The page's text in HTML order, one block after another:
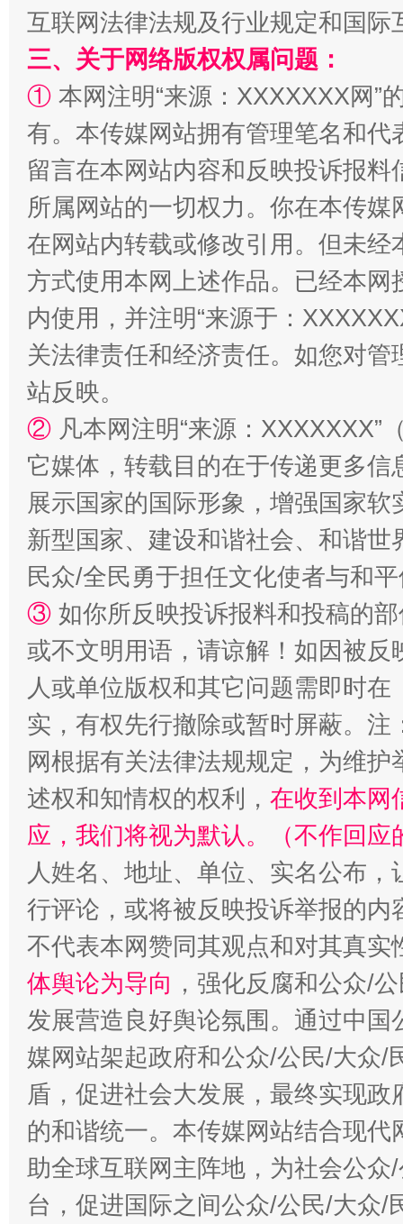
全民健身五年计划来了！等你上场
阿坝州三大球赛在茂县开幕
国家大学科技园优化重塑工作
“蜀中异人”王建安的艺术幻境
互联网法律法规及行业规定和国
三、关于网络版权权属问题：
① 本网注明“来源：XXXXXXX网”
有。本传媒网站拥有管理笔名和
留言在本网站内容和反映投诉报
所属网站的一切权力。你在本传
在网站内转载或修改引用。但未
方式使用本网上述作品。已经本
内使用，并注明“来源于：
关法律责任和经济责任。如您对
站反映。
② 凡本网注明“来源：
它媒体，转载目的在于传递更多
展示国家的国际形象，增强国家
新型国家、建设和谐社会、和谐
民众/全民勇于担任文化使者与和
③ 如你所反映投诉报料和投稿的
或不文明用语，请谅解！如因被
人或单位版权和其它问题需即时在
实，有权先行撤除或暂时屏蔽。
网根据有关法律法规规定，为维
述权和知情权的权利， 在收到本网
应，我们将视为默认。（不作回应
人姓名、地址、单位、实名公布
行评论，或将被反映投诉举报的
不代表本网赞同其观点和对其真实
体舆论为导向 ，强化反腐和公众/
发展营造良好舆论氛围。通过中
媒网站架起政府和公众/公民/大众/
盾，促进社会大发展，最终实现
的和谐统一。本传媒网站结合现
助全球互联网主阵地，为社会公
台，促进国际之间公众/公民/大众/